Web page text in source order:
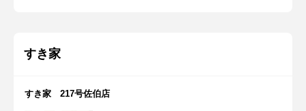
すき家
すき家 217号佐伯店